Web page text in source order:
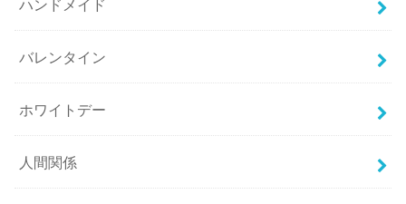
ハンドメイド
バレンタイン
ホワイトデー
人間関係